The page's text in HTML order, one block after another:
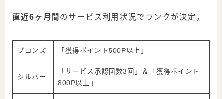
直近6ヶ月間 のサービス利用状況でランクが決定。
ブロンズ 「獲得ポイント500P以上」
シルバー
「サービス承認回数3回 」＆「獲得ポイント
800P以上」